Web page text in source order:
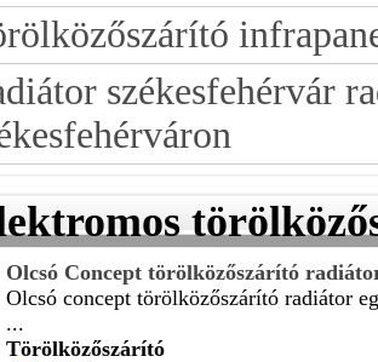
székesfehérvár
Olcsó Concept törölközőszárító
Olcsó concept törölközőszárító radiátor
...
Törölközőszárító